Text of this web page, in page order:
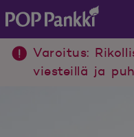
POP Pankki,
Varoitus:
viesteillä ja